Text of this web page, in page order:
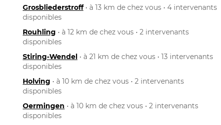
Grosbliederstroff• à 13 km de chez vous • 4 intervenants
disponibles
Rouhling • à 12 km de chez vous • 2 intervenants
disponibles
Stiring-Wendel • à 21 km de chez vous • 13 intervenants
disponibles
Holving • à 10 km de chez vous • 2 intervenants
disponibles
Oermingen • à 10 km de chez vous • 2 intervenants
disponibles